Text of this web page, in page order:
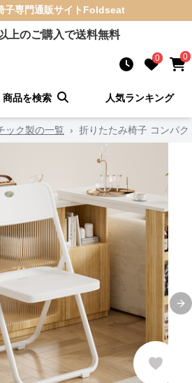
子専門通販サイト Foldseat
上のご購入で送料無料
0 0
商品を検索 人気ランキング
ック製の一覧 › 折りたたみ椅子 コンパ